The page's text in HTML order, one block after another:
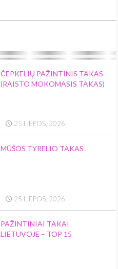
ČEPKELIŲ PAŽINTINIS TAKAS
(RAISTO MOKOMASIS TAKAS)
25 LIEPOS, 2026
MŪŠOS TYRELIO TAKAS
25 LIEPOS, 2026
PAŽINTINIAI TAKAI
LIETUVOJE – TOP 15